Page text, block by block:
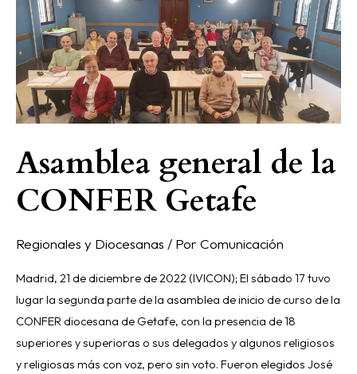
Asamblea general de la
CONFER Getafe
Regionales y Diocesanas / Por Comunicación
Madrid, 21 de diciembre de 2022 (IVICON); El sábado 17 tuvo
lugar la segunda parte de la asamblea de inicio de curso de la
CONFER diocesana de Getafe, con la presencia de 18
superiores y superioras o sus delegados y algunos religiosos
y religiosas más con voz, pero sin voto. Fueron elegidos José
general
de
la
CONFER
Getafe